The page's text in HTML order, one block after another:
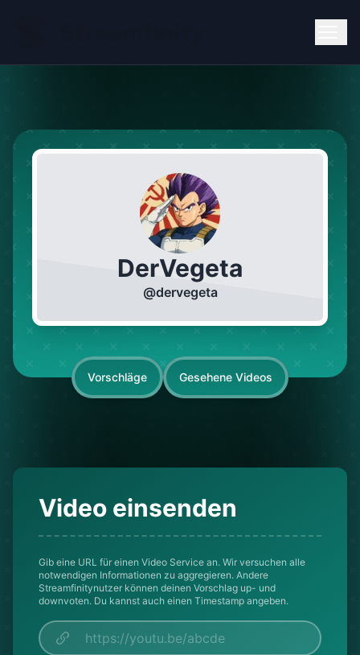
DerVegeta
@dervegeta
Vorschläge Gesehene Videos
Video einsenden
Gib eine URL für einen Video Service an. Wir versuchen alle
notwendigen Informationen zu aggregieren. Andere
Streamfinitynutzer können deinen Vorschlag up- und
downvoten. Du kannst auch einen Timestamp angeben.